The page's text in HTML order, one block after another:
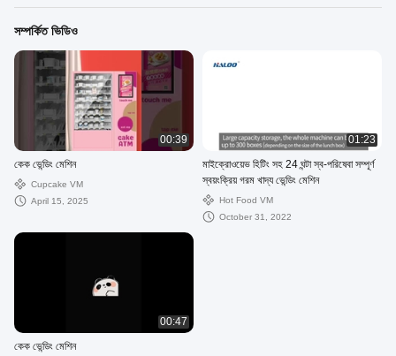
সম্পর্কিত ভিডিও
00:39
কেক ভেন্ডিং মেশিন
Cupcake VM
April 15, 2025
01:23
মাইক্রোওয়েভ হিটিং সহ 24 ঘন্টা স্ব-পরিষেবা সম্পূর্ণ
স্বয়ংক্রিয় গরম খাদ্য ভেন্ডিং মেশিন
Hot Food VM
October 31, 2022
00:47
কেক ভেন্ডিং মেশিন